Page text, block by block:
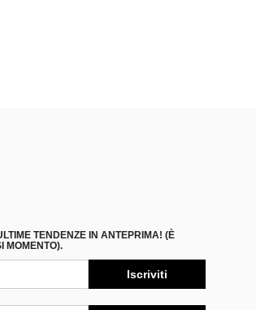
TENDENZE IN ANTEPRIMA! (È
MOMENTO).
Iscriviti